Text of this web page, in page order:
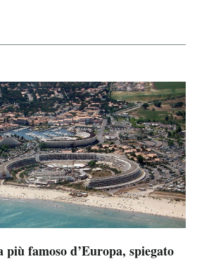
famoso d’Europa, spiegato